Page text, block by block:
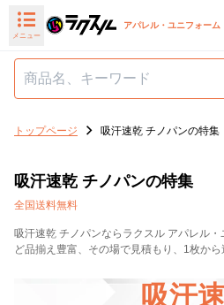
メニュー
アパレル・ユニフォーム
トップページ 吸汗速乾 チノパンの特集
吸汗速乾 チノパンの特集
全国送料無料
吸汗速乾 チノパンならラクスル アパレル
ど品揃え豊富、その場で見積もり、1枚から
吸汗